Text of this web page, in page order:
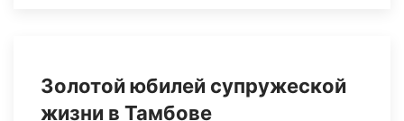
Золотой юбилей супружеской
жизни в Тамбове